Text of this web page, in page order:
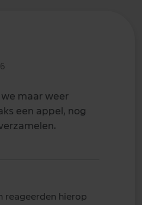
maar weer
een appel, nog
reageerden hierop